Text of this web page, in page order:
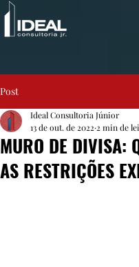
Post
MURO DE DIVISA:
AS RESTRIÇÕES
Ideal Consultoria Júnior
13 de out. de 2022 2 min de